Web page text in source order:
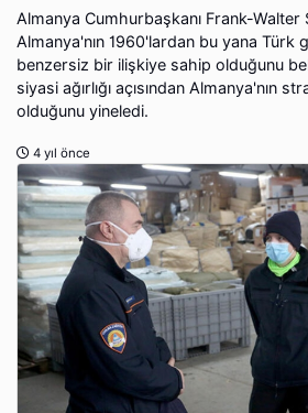
Almanya Cumhurbaşkanı Frank-Walter
Almanya'nın 1960'lardan bu yana Türk
benzersiz bir ilişkiye sahip olduğunu
siyasi ağırlığı açısından Almanya'nın
olduğunu yineledi.
4 yıl önce